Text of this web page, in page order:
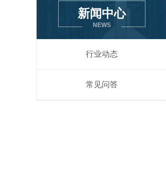
新闻中心
NEWS
行业动态
常见问答